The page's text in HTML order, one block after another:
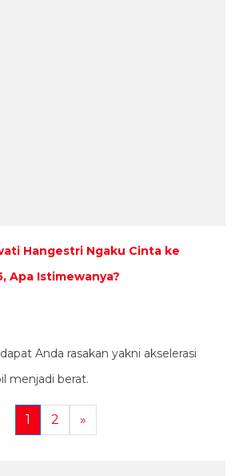
Hangestri Ngaku Cinta ke
Apa Istimewanya?
Anda rasakan yakni akselerasi
menjadi berat.
1 2 »